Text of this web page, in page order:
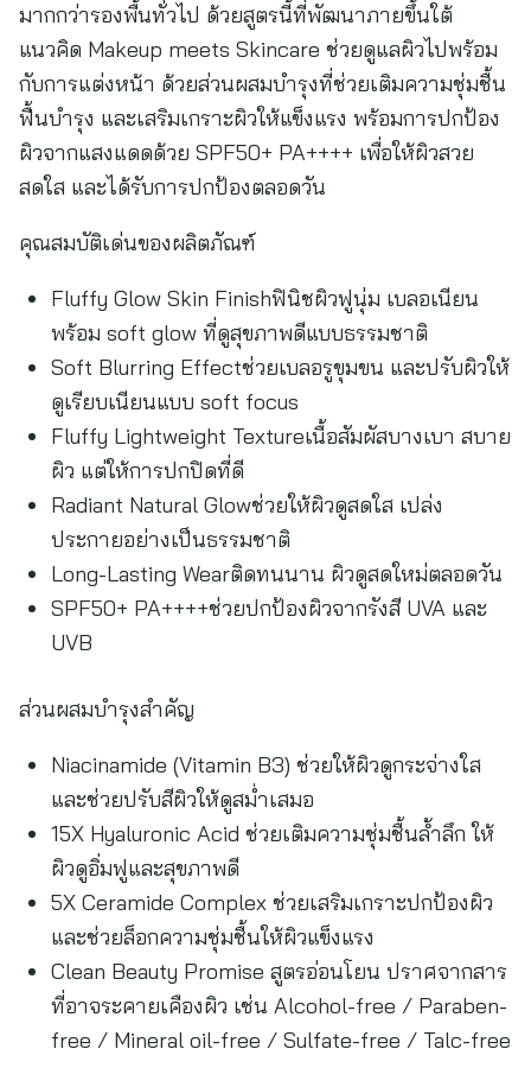
มากกว่ารองพื้นทั่วไป ด้วยสูตรนี้ที่พัฒนาภายขึ้นใต้
แนวคิด Makeup meets Skincare ช่วยดูแลผิวไปพร้อม
กับการแต่งหน้า ด้วยส่วนผสมบำรุงที่ช่วยเติมความชุ่มชื้น
ฟื้นบำรุง และเสริมเกราะผิวให้แข็งแรง พร้อมการปกป้อง
ผิวจากแสงแดดด้วย SPF50+ PA++++ เพื่อให้ผิวสวย
สดใส และได้รับการปกป้องตลอดวัน
คุณสมบัติเด่นของผลิตภัณฑ์
Fluffy Glow Skin Finishฟินิชผิวฟูนุ่ม เบลอเนียน
พร้อม soft glow ที่ดูสุขภาพดีแบบธรรมชาติ
Soft Blurring Effectช่วยเบลอรูขุมขน และปรับผิวให้
ดูเรียบเนียนแบบ soft focus
Fluffy Lightweight Textureเนื้อสัมผัสบางเบา สบาย
ผิว แต่ให้การปกปิดที่ดี
Radiant Natural Glowช่วยให้ผิวดูสดใส เปล่ง
ประกายอย่างเป็นธรรมชาติ
Long-Lasting Wearติดทนนาน ผิวดูสดใหม่ตลอดวัน
SPF50+ PA++++ช่วยปกป้องผิวจากรังสี UVA และ
UVB
ส่วนผสมบำรุงสำคัญ
Niacinamide (Vitamin B3) ช่วยให้ผิวดูกระจ่างใส
และช่วยปรับสีผิวให้ดูสม่ำเสมอ
15X Hyaluronic Acid ช่วยเติมความชุ่มชื้นล้ำลึก ให้
ผิวดูอิ่มฟูและสุขภาพดี
5X Ceramide Complex ช่วยเสริมเกราะปกป้องผิว
และช่วยล็อกความชุ่มชื้นให้ผิวแข็งแรง
Clean Beauty Promise สูตรอ่อนโยน ปราศจากสาร
ที่อาจระคายเคืองผิว เช่น Alcohol-free / Paraben-
free / Mineral oil-free / Sulfate-free / Talc-free